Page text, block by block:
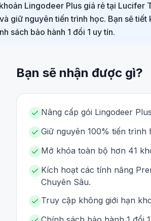
Lingodeer Plus giá rẻ tại
giữ nguyên tiến trình học. Bạn sẽ
sách bảo hành 1 đổi 1 uy tín.
Bạn sẽ nhận được gì?
Nâng cấp gói Lingodeer
Giữ nguyên 100% tiến
Mở khóa toàn bộ hơn 41
Kích hoạt các tính năng
Chuyên Sâu.
Truy cập không giới hạn